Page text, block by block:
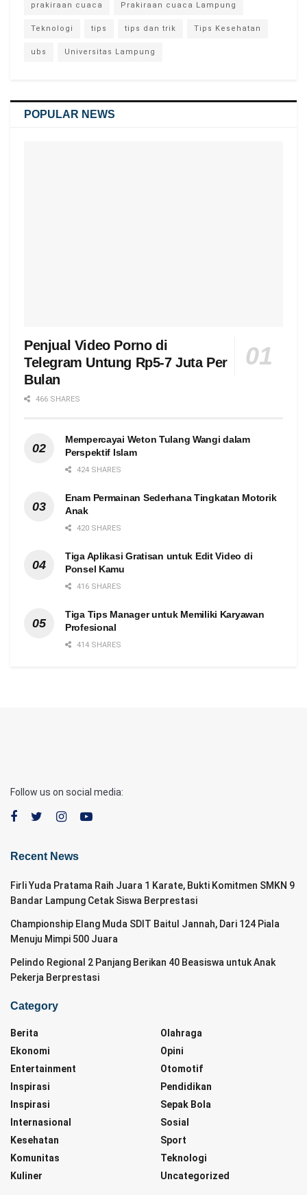
prakiraan cuaca Prakiraan cuaca Lampung
Teknologi tips tips dan trik Tips Kesehatan
ubs Universitas Lampung
POPULAR NEWS
Penjual Video Porno di
Telegram Untung Rp5-7 Juta Per
Bulan
466 SHARES
Mempercayai Weton Tulang Wangi dalam
Perspektif Islam
424 SHARES
Enam Permainan Sederhana Tingkatan Motorik
Anak
420 SHARES
Tiga Aplikasi Gratisan untuk Edit Video di
Ponsel Kamu
416 SHARES
Tiga Tips Manager untuk Memiliki Karyawan
Profesional
414 SHARES
Follow us on social media:
Recent News
Firli Yuda Pratama Raih Juara 1 Karate, Bukti Komitmen SMKN 9
Bandar Lampung Cetak Siswa Berprestasi
Championship Elang Muda SDIT Baitul Jannah, Dari 124 Piala
Menuju Mimpi 500 Juara
Pelindo Regional 2 Panjang Berikan 40 Beasiswa untuk Anak
Pekerja Berprestasi
Category
Berita
Ekonomi
Entertainment
Inspirasi
Inspirasi
Internasional
Kesehatan
Komunitas
Kuliner
Olahraga
Opini
Otomotif
Pendidikan
Sepak Bola
Sosial
Sport
Teknologi
Uncategorized